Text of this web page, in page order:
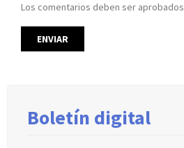
Los comentarios deben ser
Boletín digital